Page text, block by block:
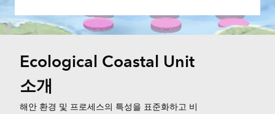
Ecological Coastal Unit
소개
해안 환경 및 프로세스의 특성을 표준화하고 비